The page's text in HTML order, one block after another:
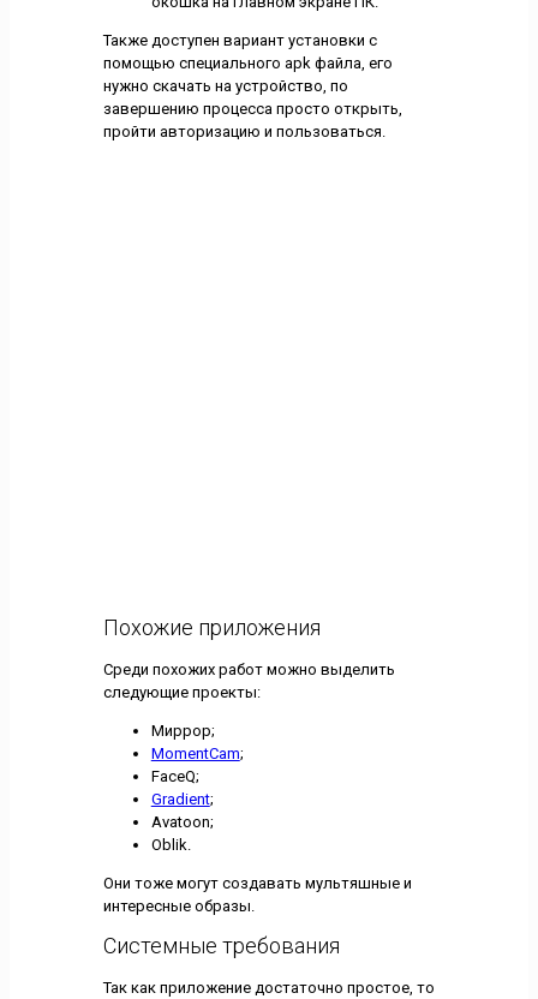
Также доступен вариант установки с
помощью специального apk файла, его
нужно скачать на устройство, по
завершению процесса просто открыть,
пройти авторизацию и пользоваться.
Похожие приложения
Среди похожих работ можно выделить
следующие проекты:
Миррор;
MomentCam;
FaceQ;
Gradient;
Avatoon;
Oblik.
Они тоже могут создавать мультяшные и
интересные образы.
Системные требования
Так как приложение достаточно простое, то